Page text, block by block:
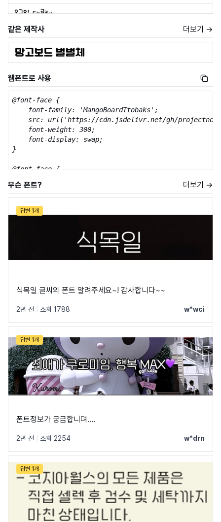
같은 제작사 더보기 →
웹폰트로 사용
@font-face {
    font-family: 'MangoBoardTtobaks';
src: url('https://cdn.jsdelivr.net/gh/
    font-weight: 300;
    font-display: swap;
}
@font-face {
src: url('https://cdn.jsdelivr.net/gh/
    font-weight: 400;
    font-display: swap;
    font-family: 'MangoBoardTtobaks';
무슨 폰트? 더보기 →
답변 1개
식목일 글씨의 폰트 알려주세요~! 감사합니다~~
2년 전 조회 1788 w*wci
답변 1개
폰트정보가 궁금합니뎌….
2년 전 조회 2254 w*drn
답변 1개